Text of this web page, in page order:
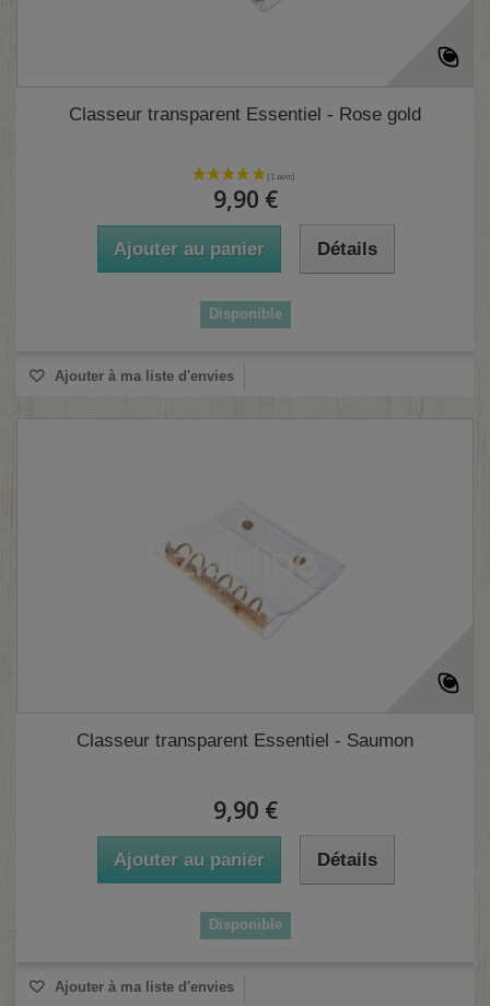
Classeur transparent Essentiel - Rose gold
9,90 €
Ajouter au panier Détails
Disponible
Ajouter à ma liste d'envies
Classeur transparent Essentiel - Saumon
9,90 €
Ajouter au panier Détails
Disponible
Ajouter à ma liste d'envies